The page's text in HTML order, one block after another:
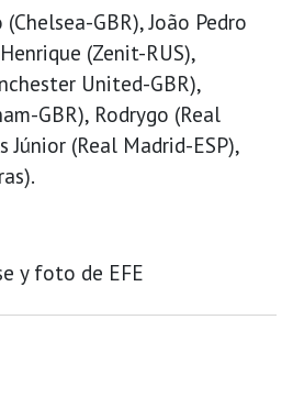
GBR), João Pedro
(Zenit-RUS),
United-GBR),
GBR), Rodrygo (Real
Júnior (Real Madrid-ESP),
y foto de EFE